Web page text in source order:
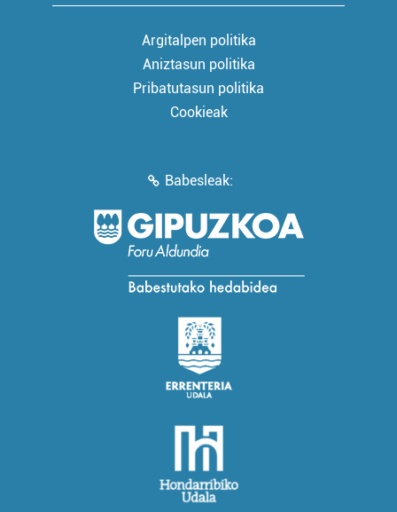
Argitalpen politika
Aniztasun politika
Pribatutasun politika
Cookieak
Babesleak: